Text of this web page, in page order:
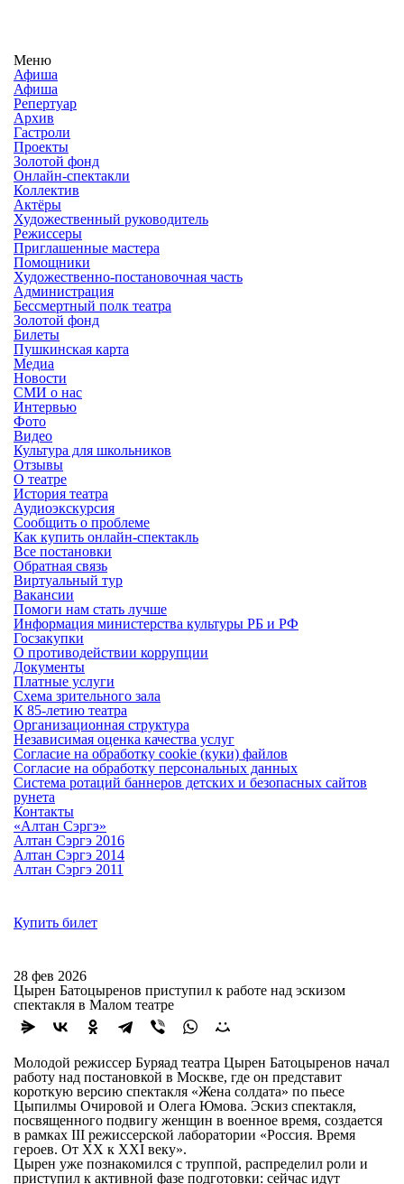
Меню
Афиша
Афиша
Репертуар
Архив
Гастроли
Проекты
Золотой фонд
Онлайн-спектакли
Коллектив
Актёры
Художественный руководитель
Режиссеры
Приглашенные мастера
Помощники
Художественно-постановочная часть
Администрация
Бессмертный полк театра
Золотой фонд
Билеты
Пушкинская карта
Медиа
Новости
СМИ о нас
Интервью
Фото
Видео
Культура для школьников
Отзывы
О театре
История театра
Аудиоэкскурсия
Сообщить о проблеме
Как купить онлайн-спектакль
Все постановки
Обратная связь
Виртуальный тур
Вакансии
Помоги нам стать лучше
Информация министерства культуры РБ и РФ
Госзакупки
О противодействии коррупции
Документы
Платные услуги
Схема зрительного зала
К 85-летию театра
Организационная структура
Независимая оценка качества услуг
Согласие на обработку cookie (куки) файлов
Согласие на обработку персональных данных
Система ротаций баннеров детских и безопасных сайтов
рунета
Контакты
«Алтан Сэргэ»
Алтан Сэргэ 2016
Алтан Сэргэ 2014
Алтан Сэргэ 2011
Купить билет
28 фев 2026
Цырен Батоцыренов приступил к работе над эскизом
спектакля в Малом театре
Молодой режиссер Буряад театра Цырен Батоцыренов начал
работу над постановкой в Москве, где он представит
короткую версию спектакля «Жена солдата» по пьесе
Цыпилмы Очировой и Олега Юмова. Эскиз спектакля,
посвященного подвигу женщин в военное время, создается
в рамках III режиссерской лаборатории «Россия. Время
героев. От XX к XXI веку».
Цырен уже познакомился с труппой, распределил роли и
приступил к активной фазе подготовки: сейчас идут